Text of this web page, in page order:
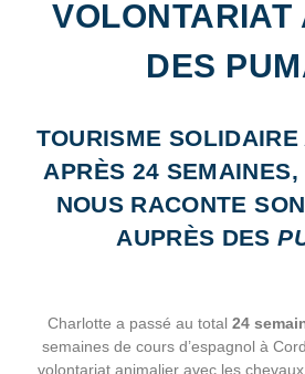
VOLONTARIAT
DES
TOURISME SOLIDAIRE
APRÈS 24
NOUS RACONTE
AUPRÈS DES
Charlotte a passé au total 24
semaines de cours d’espagnol à
volontariat animalier avec les